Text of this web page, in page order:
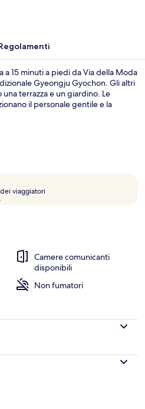
a 15 minuti a piedi da Via della Moda
Gyeongju Gyochon. Gli altri
terrazza e un giardino. Le
il personale gentile e la
viaggiatori
v
l
a
Camere comunicanti
disponibili
Non fumatori